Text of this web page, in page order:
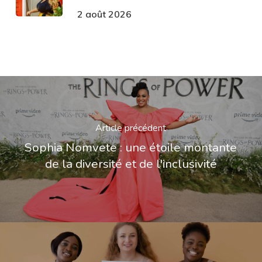
2 août 2026
Article précédent
Sophia Nomvete : une étoile montante
de la diversité et de l'inclusivité